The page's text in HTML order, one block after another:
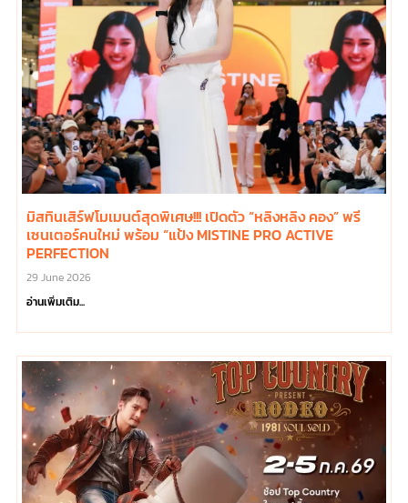
มิสทินเสิร์ฟโมเมนต์สุดพิเศษ!!! เปิดตัว “หลิงหลิง คอง” พรี
เซนเตอร์คนใหม่ พร้อม “แป้ง MISTINE PRO ACTIVE
PERFECTION
29 June 2026
อ่านเพิ่มเติม...